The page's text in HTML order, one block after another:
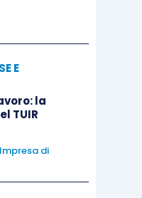
E
la
TUIR
di